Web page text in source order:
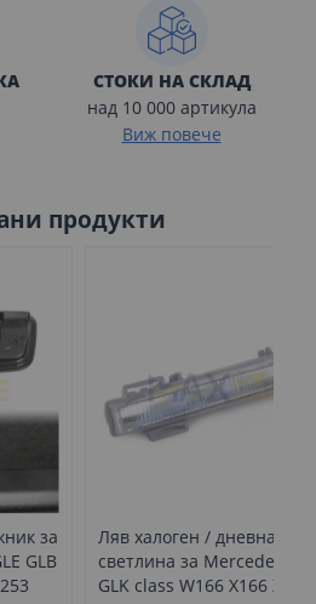
СТОКИ НА СКЛАД
над 10 000 артикула
Виж повече
продукти
за
GLB
Ляв халоген / дневна
светлина за Mercedes ML
GLK class W166 X166 X204